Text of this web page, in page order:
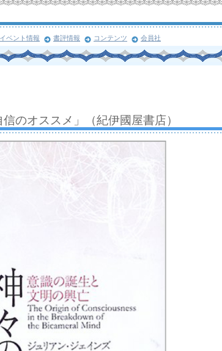
ベント情報 書評情報 コンテンツ 会員社
のオススメ」（紀伊國屋書店）